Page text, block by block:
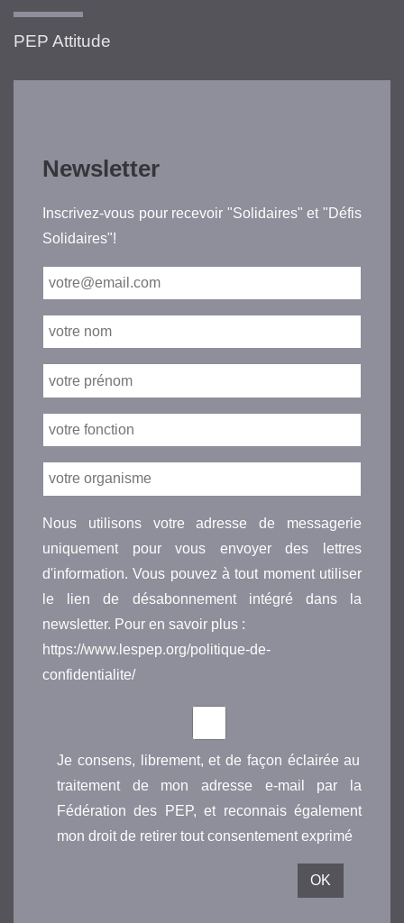
PEP Attitude
Newsletter
Inscrivez-vous pour recevoir "Solidaires" et "Défis
Solidaires"!
Nous utilisons votre adresse de messagerie
uniquement pour vous envoyer des lettres
d'information. Vous pouvez à tout moment utiliser
le lien de désabonnement intégré dans la
newsletter. Pour en savoir plus :
https://www.lespep.org/politique-de-
confidentialite/
Je consens, librement, et de façon éclairée au
traitement de mon adresse e-mail par la
Fédération des PEP, et reconnais également
mon droit de retirer tout consentement exprimé